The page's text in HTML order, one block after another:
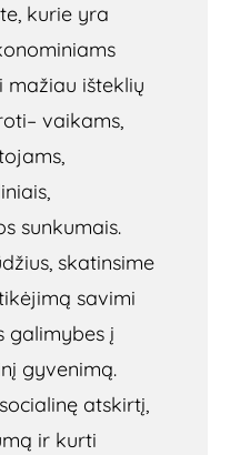
kurie yra
mažiau išteklių
vaikams,
sunkumais.
skatinsime
savimi
galimybes į
gyvenimą.
atskirtį,
ir kurti